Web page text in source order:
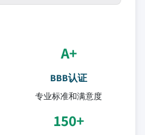
A+
BBB认证
专业标准和满意度
150+